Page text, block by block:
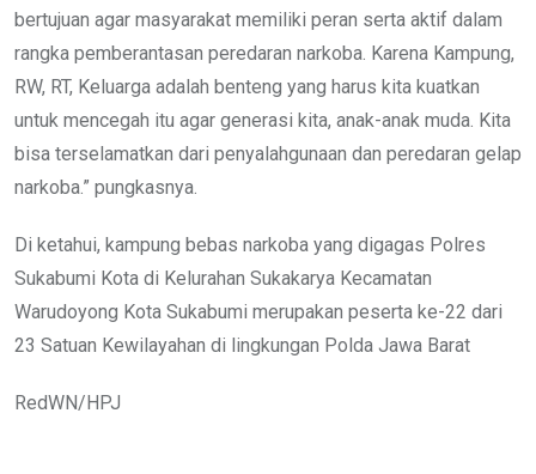
bertujuan agar masyarakat memiliki peran serta aktif dalam
rangka pemberantasan peredaran narkoba. Karena Kampung,
RW, RT, Keluarga adalah benteng yang harus kita kuatkan
untuk mencegah itu agar generasi kita, anak-anak muda. Kita
bisa terselamatkan dari penyalahgunaan dan peredaran gelap
narkoba.” pungkasnya.
Di ketahui, kampung bebas narkoba yang digagas Polres
Sukabumi Kota di Kelurahan Sukakarya Kecamatan
Warudoyong Kota Sukabumi merupakan peserta ke-22 dari
23 Satuan Kewilayahan di lingkungan Polda Jawa Barat
RedWN/HPJ